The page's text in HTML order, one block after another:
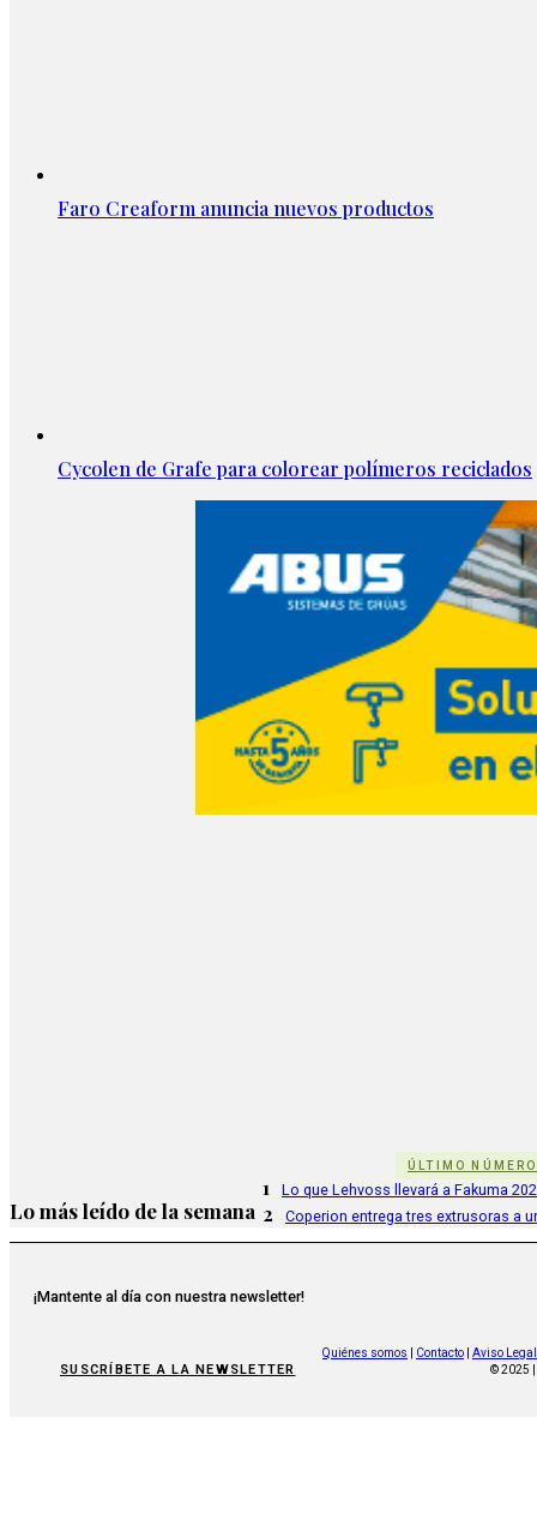
Faro Creaform anuncia nuevos productos
Cycolen de Grafe para colorear polímeros reciclados
ÚLTIMO NÚMERO
Lo más leído de la semana
1 Lo que Lehvoss llevará a Fakuma
2 Coperion entrega tres extrusoras a
¡Mantente al día con nuestra newsletter!
SUSCRÍBETE A LA NEWSLETTER
Quiénes somos Contacto
Aviso Legal
© 2025